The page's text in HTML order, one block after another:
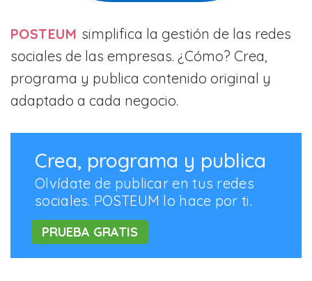
POSTEUM simplifica la gestión de las redes
sociales de las empresas. ¿Cómo? Crea,
programa y publica contenido original y
adaptado a cada negocio.
Crea, programa y publica
Olvídate de publicar en tus redes
sociales. POSTEUM lo hace por ti.
PRUEBA GRATIS